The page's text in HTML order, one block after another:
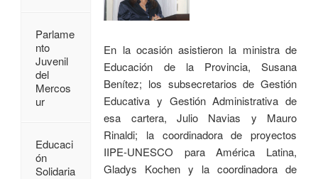
En la ocasión asistieron la ministra de
Educación de la Provincia, Susana
Benítez; los subsecretarios de Gestión
Educativa y Gestión Administrativa de
esa cartera, Julio Navias y Mauro
Rinaldi; la coordinadora de proyectos
IIPE-UNESCO para América Latina,
Gladys Kochen y la coordinadora de
Parlame
nto
Juvenil
del
Mercos
ur
Educaci
ón
Solidaria